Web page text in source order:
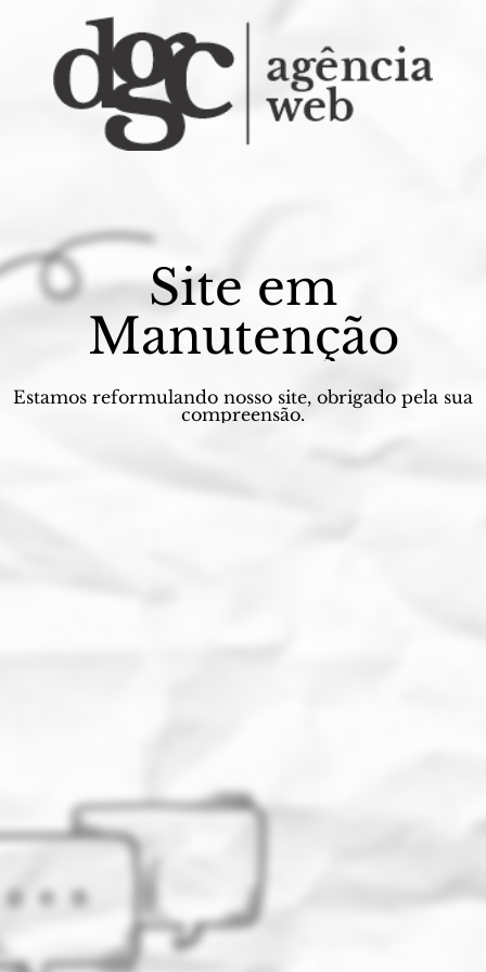
Site em
Manutenção
Estamos reformulando nosso site, obrigado pela sua
compreensão.